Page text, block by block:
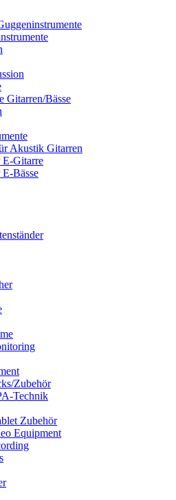
Gitarren/Bässe
Akustik Gitarren
E-Gitarre
Bässe
Zubehör
Technik
Zubehör
Equipment